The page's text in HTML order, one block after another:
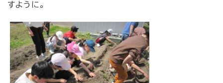
すように。